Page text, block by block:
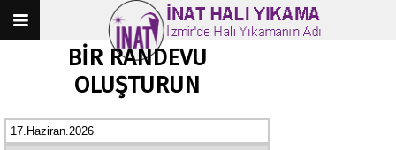
BİR RANDEVU
OLUŞTURUN